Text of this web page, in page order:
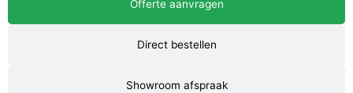
Offerte aanvragen
Direct bestellen
Showroom afspraak